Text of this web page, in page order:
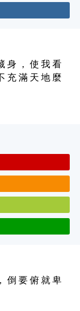
身 ， 使 我 看
充 滿 天 地 麼
倒 要 俯 就 卑